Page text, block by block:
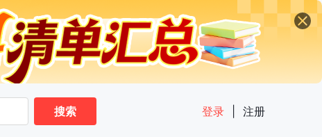
搜索
登录 注册